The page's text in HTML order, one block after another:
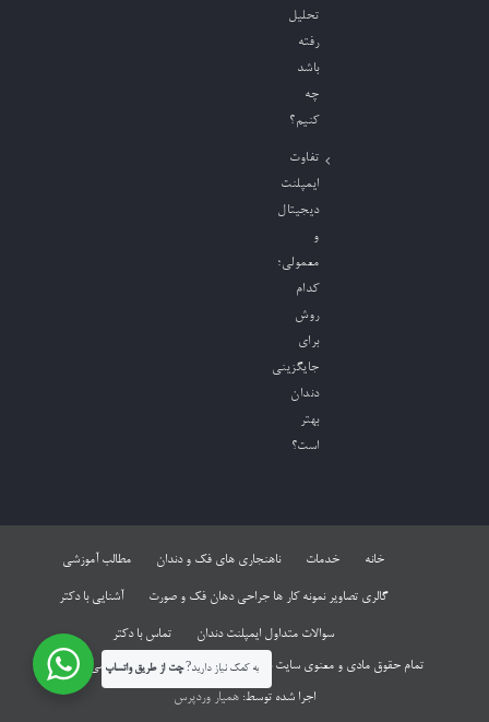
تحلیل
رفته
باشد
چه
کنیم؟
تفاوت
ایمپلنت
دیجیتال
و
معمولی؛
کدام
روش
برای
جایگزینی
دندان
بهتر
است؟
خانه خدمات ناهنجاری های فک و دندان مطالب آموزشی
گالری تصاویر نمونه کار ها جراحی دهان فک و صورت آشنایی با دکتر
سوالات متداول ایمپلنت دندان تماس با دکتر
تمام حقوق مادی و معنوی سایت برای دکتر هادی مشکل گشا محفوظ می باشد
اجرا شده توسط: همیار وردپرس
به کمک نیاز دارید?چت از طریق واتساپ